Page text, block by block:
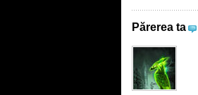
Părerea ta